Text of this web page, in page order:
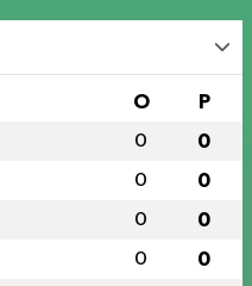
O P
0 0
0 0
0 0
0 0